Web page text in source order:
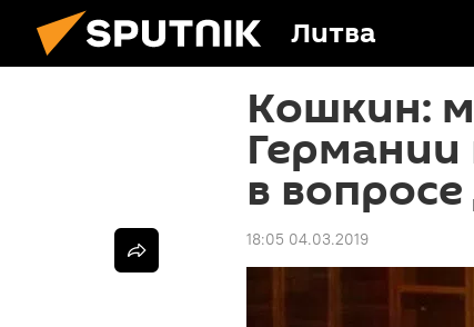
Литва
Кошкин:
в
18:05 04.03.2019